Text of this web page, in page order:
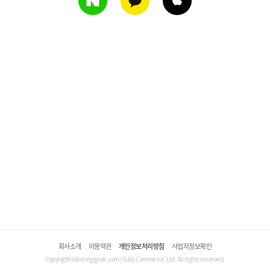
회사소개 이용약관 개인정보처리방침 사업자정보확인
Copyright©domeggook.com / G&G Commerce, Ltd. All rights reserved.